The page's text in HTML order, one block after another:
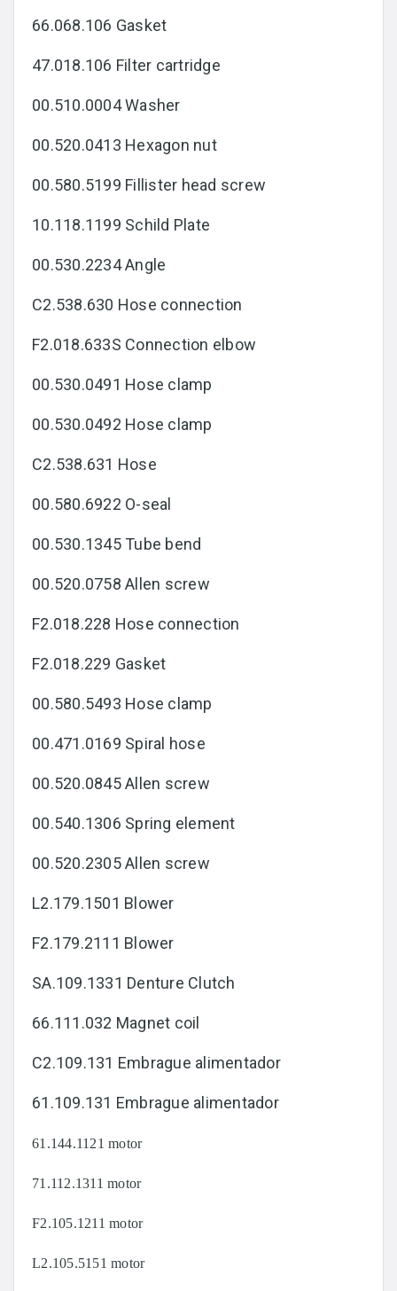
66.068.106 Gasket
47.018.106 Filter cartridge
00.510.0004 Washer
00.520.0413 Hexagon nut
00.580.5199 Fillister head screw
10.118.1199 Schild Plate
00.530.2234 Angle
C2.538.630 Hose connection
F2.018.633S Connection elbow
00.530.0491 Hose clamp
00.530.0492 Hose clamp
C2.538.631 Hose
00.580.6922 O-seal
00.530.1345 Tube bend
00.520.0758 Allen screw
F2.018.228 Hose connection
F2.018.229 Gasket
00.580.5493 Hose clamp
00.471.0169 Spiral hose
00.520.0845 Allen screw
00.540.1306 Spring element
00.520.2305 Allen screw
L2.179.1501 Blower
F2.179.2111 Blower
SA.109.1331 Denture Clutch
66.111.032 Magnet coil
C2.109.131 Embrague alimentador
61.109.131 Embrague alimentador
61.144.1121 motor
71.112.1311 motor
F2.105.1211 motor
L2.105.5151 motor